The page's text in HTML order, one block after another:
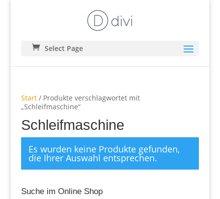
Select Page
Start/ Produkte verschlagwortet mit
„Schleifmaschine“
Schleifmaschine
Es wurden keine Produkte gefunden,
die Ihrer Auswahl entsprechen.
Suche im Online Shop